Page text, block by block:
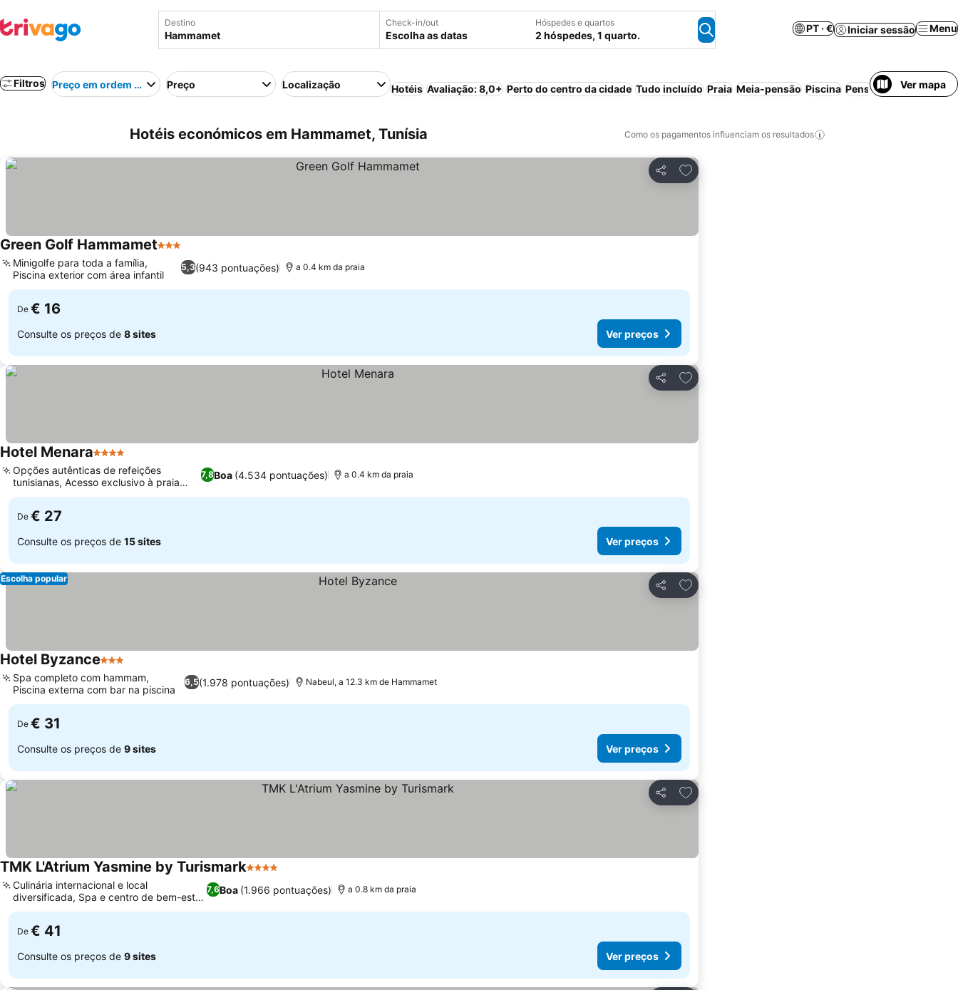
Destino Check-in/out
Escolha as datas
Hóspedes e quartos
2 hóspedes, 1 quarto.
PT · € Iniciar sessão Menu
Filtros Preço em ordem crescentePreço Localização Hotéis Avaliação: 8,0+ Perto do centro da cidade Tudo incluído Praia Meia-pensão Piscina Pensão completa
Ver mapa
Hotéis económicos em Hammamet, Tunísia Como os pagamentos influenciam os resultados
Partilhar
Adicionar aos favoritos
Green Golf Hammamet3 Estrelas
5,3(943 pontuações)
Minigolfe para toda a família,
Piscina exterior com área infantil
a 0.4 km da praia
De € 16
Consulte os preços de 8 sites Ver preços
Partilhar
Adicionar aos favoritos
Hotel Menara4 Estrelas
7,8Boa (4.534 pontuações)
Opções autênticas de refeições
tunisianas, Acesso exclusivo à praia
particular
a 0.4 km da praia
De € 27
Consulte os preços de 15 sites Ver preços
Partilhar
Adicionar aos favoritos
Escolha popular
Hotel Byzance3 Estrelas
6,5(1.978 pontuações)
Spa completo com hammam,
Piscina externa com bar na piscina
Nabeul, a 12.3 km de Hammamet
De € 31
Consulte os preços de 9 sites Ver preços
Partilhar
Adicionar aos favoritos
TMK L'Atrium Yasmine by Turismark4 Estrelas
7,6Boa (1.966 pontuações)
Culinária internacional e local
diversificada, Spa e centro de bem-estar
exclusivos
a 0.8 km da praia
De € 41
Consulte os preços de 9 sites Ver preços